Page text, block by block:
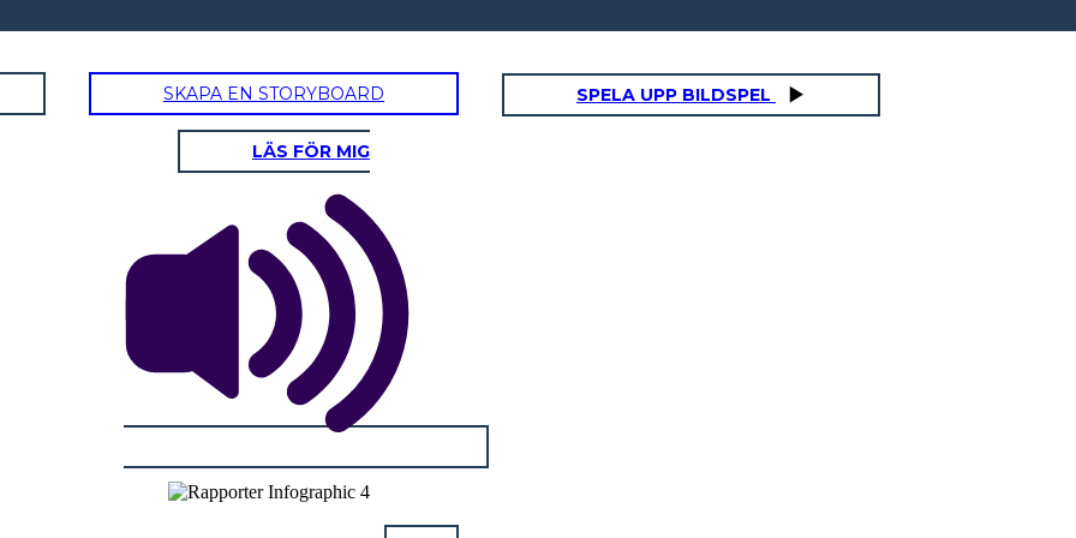
SKAPA EN STORYBOARD SPELA UPP BILDSPEL
LÄS FÖR MIG